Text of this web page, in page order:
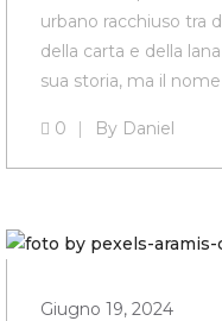
urbano racchiuso tra
della carta e della
sua storia, ma il nome
0 By Daniel
Giugno 19, 2024